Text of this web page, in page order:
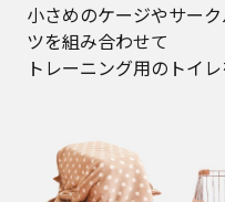
小さめのケージやサー
ツを組み合わせて
トレーニング用のトイ